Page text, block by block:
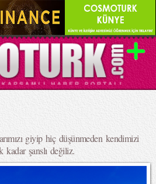
giyip hiç düşünmeden kendimizi
kadar şanslı değiliz.